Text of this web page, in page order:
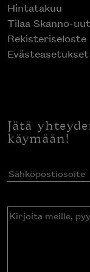
Hintatakuu
Tilaa Skanno-
Rekisteriseloste
Evästeasetukset
Jätä
käymään!
Sähköpostiosoite
Kirjoita